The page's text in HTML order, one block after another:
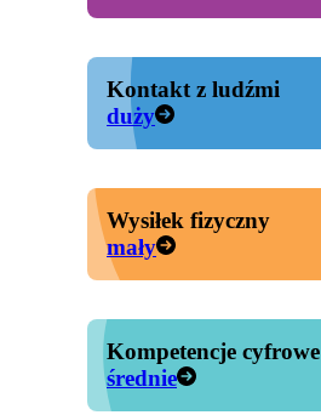
Kontakt z ludźmi
duży
Wysiłek fizyczny
mały
Kompetencje cyfrowe
średnie